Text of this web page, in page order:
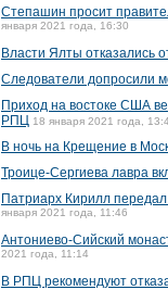
Степашин просит
января 2021 года, 16:30
Власти Ялты отказались
Следователи допросили
Приход на востоке США
РПЦ 18 января 2021 года,
В ночь на Крещение в
Троице-Сергиева лавра
Патриарх Кирилл
января 2021 года, 11:46
Антониево-Сийский
2021 года, 11:14
В РПЦ рекомендуют